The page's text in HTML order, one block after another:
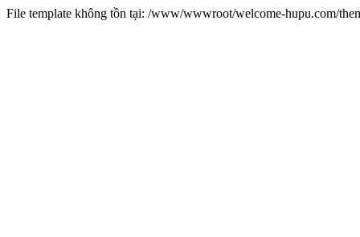
File template không tồn tại: /www/wwwroot/welcome-hupu.com/